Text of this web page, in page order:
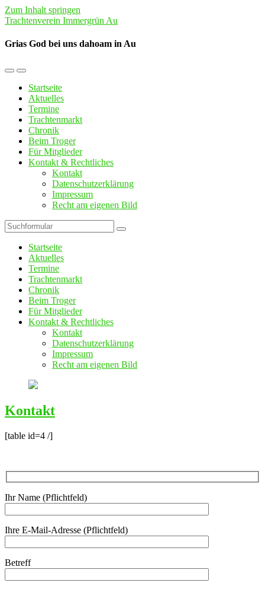
Zum Inhalt springen
Trachtenverein Immergrün Au
Grias God bei uns dahoam in Au
Mobil-
umschalten
Suchfeld
umschalten
Startseite
Aktuelles
Termine
Trachtenmarkt
Chronik
Beim Troger
Für Mitglieder
Kontakt & Rechtliches
Kontakt
Datenschutzerklärung
Impressum
Recht am eigenen Bild
Suchen
Startseite
Aktuelles
Termine
Trachtenmarkt
Chronik
Beim Troger
Für Mitglieder
Kontakt & Rechtliches
Kontakt
Datenschutzerklärung
Impressum
Recht am eigenen Bild
Kontakt
[table id=4 /]
Ihr Name (Pflichtfeld)
Ihre E-Mail-Adresse (Pflichtfeld)
Betreff